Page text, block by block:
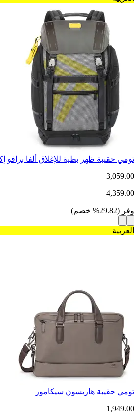
تومي حقيبة ظهر بطية للإغلاق ألفا برافو
3,059.00
4,359.00
وفر (
29.82
% خصم)
العربية
تومي حقيبة هاريسون سيكامور
1,949.00